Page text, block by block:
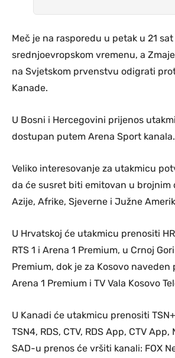
Meč je na rasporedu u petak u 21
srednjoevropskom vremenu, a
na Svjetskom prvenstvu odigrati
Kanade.
U Bosni i Hercegovini prijenos
dostupan putem Arena Sport kanala.
Veliko interesovanje za utakmicu
da će susret biti emitovan u brojnim
Azije, Afrike, Sjeverne i Južne
U Hrvatskoj će utakmicu prenositi
RTS 1 i Arena 1 Premium, u Crnoj
Premium, dok je za Kosovo
Arena 1 Premium i TV Vala Kosovo
U Kanadi će utakmicu prenositi
TSN4, RDS, CTV, RDS App, CTV App,
SAD-u prenos će vršiti kanali: FOX